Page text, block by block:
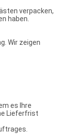
verpacken,
haben.
Wir zeigen
es Ihre
Lieferfrist